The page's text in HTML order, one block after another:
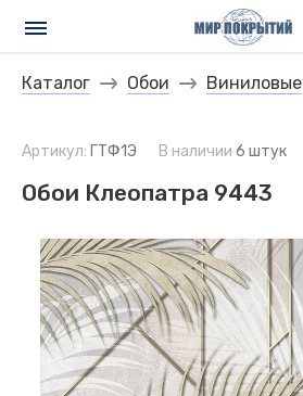
Каталог Обои Виниловые
Артикул: ГТФ1Э В наличии 6 штук
Обои Клеопатра 9443